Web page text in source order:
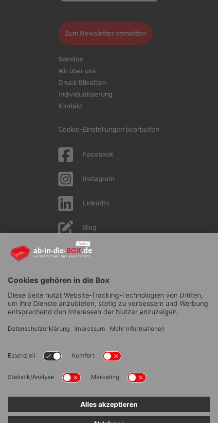
Zum Newsletter anmelden
Service
Wir über uns
Druck Etiketten
Individualisierung
Kontakt
Cookie-Einstellungen bearbeiten
Facebook
Instagram
LinkedIn
Blog
YouTube
Bestellvorgang|Impressum|Information zur
Barrierefreiheit